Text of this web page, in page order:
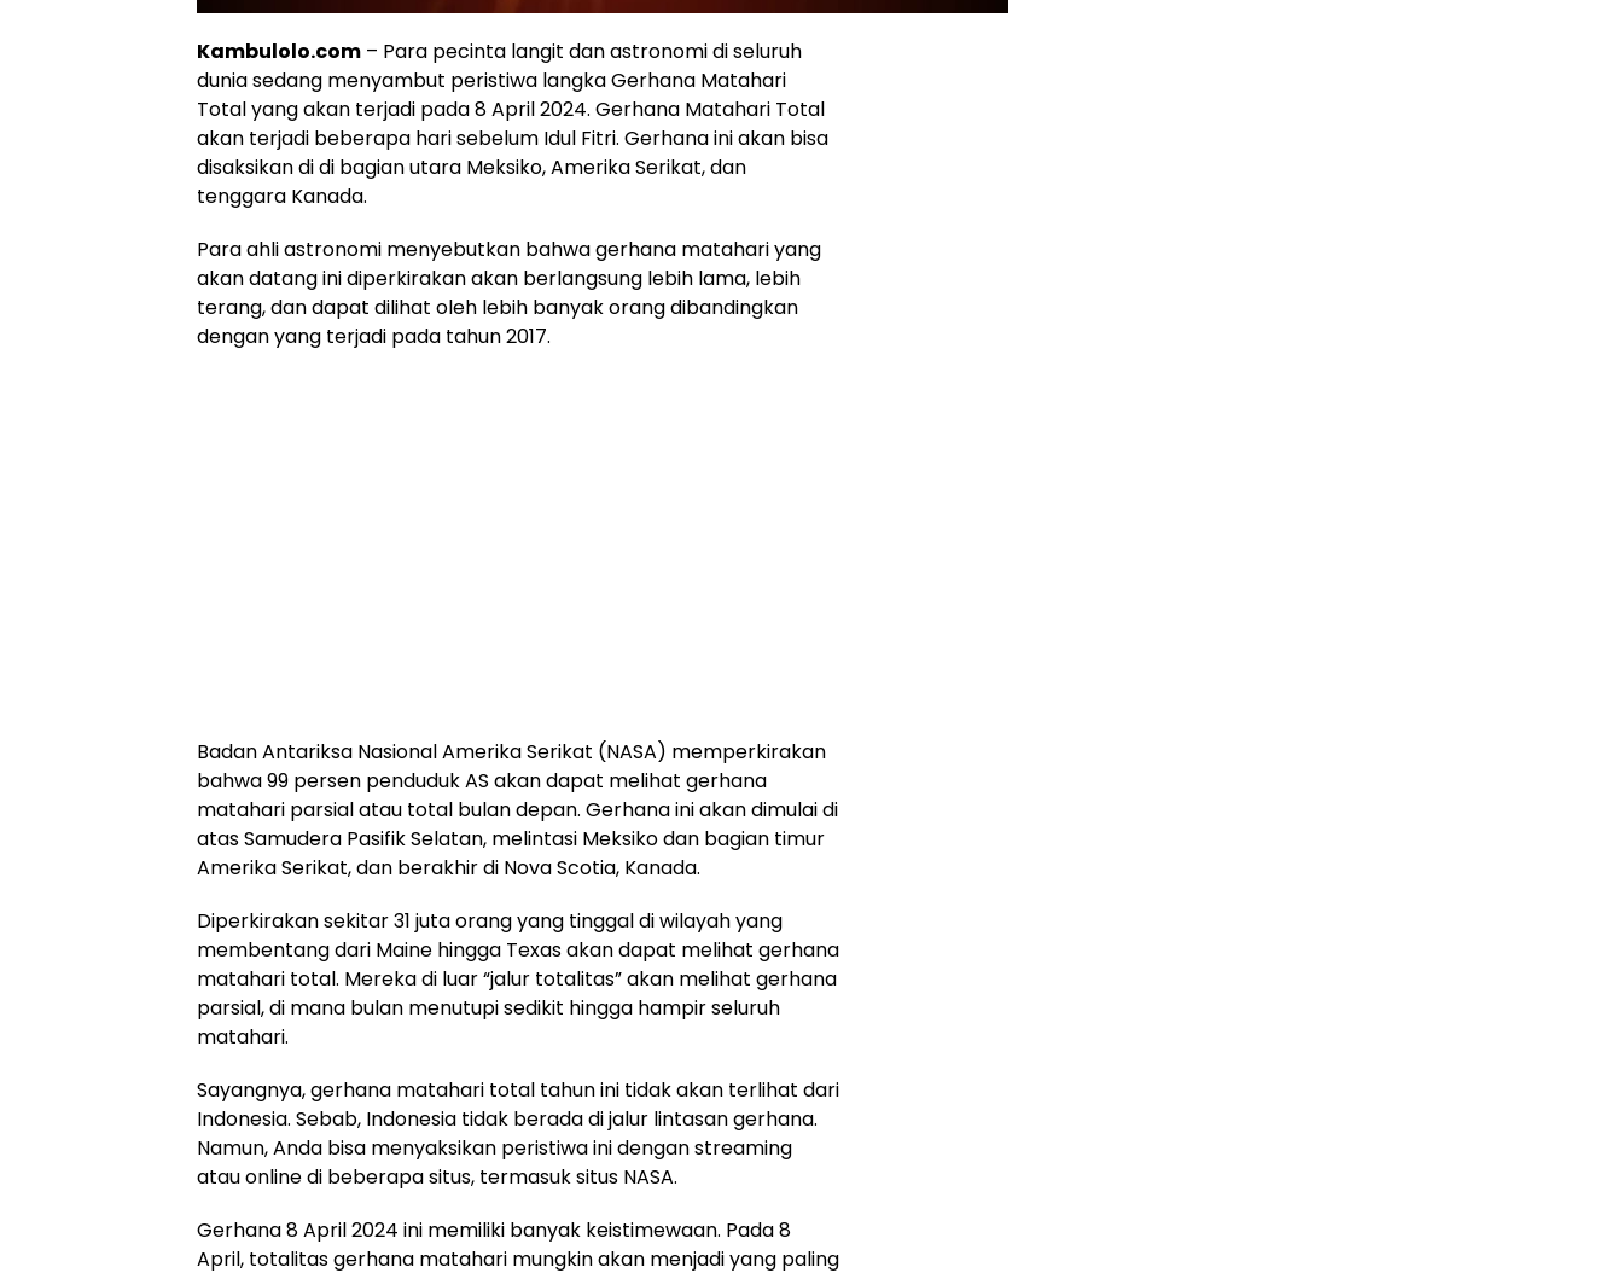
Kambulolo.com – Para pecinta langit dan astronomi di seluruh
dunia sedang menyambut peristiwa langka Gerhana Matahari
Total yang akan terjadi pada 8 April 2024. Gerhana Matahari Total
akan terjadi beberapa hari sebelum Idul Fitri. Gerhana ini akan bisa
disaksikan di di bagian utara Meksiko, Amerika Serikat, dan
tenggara Kanada.
Para ahli astronomi menyebutkan bahwa gerhana matahari yang
akan datang ini diperkirakan akan berlangsung lebih lama, lebih
terang, dan dapat dilihat oleh lebih banyak orang dibandingkan
dengan yang terjadi pada tahun 2017.
Badan Antariksa Nasional Amerika Serikat (NASA) memperkirakan
bahwa 99 persen penduduk AS akan dapat melihat gerhana
matahari parsial atau total bulan depan. Gerhana ini akan dimulai di
atas Samudera Pasifik Selatan, melintasi Meksiko dan bagian timur
Amerika Serikat, dan berakhir di Nova Scotia, Kanada.
Diperkirakan sekitar 31 juta orang yang tinggal di wilayah yang
membentang dari Maine hingga Texas akan dapat melihat gerhana
matahari total. Mereka di luar “jalur totalitas” akan melihat gerhana
parsial, di mana bulan menutupi sedikit hingga hampir seluruh
matahari.
Sayangnya, gerhana matahari total tahun ini tidak akan terlihat dari
Indonesia. Sebab, Indonesia tidak berada di jalur lintasan gerhana.
Namun, Anda bisa menyaksikan peristiwa ini dengan streaming
atau online di beberapa situs, termasuk situs NASA.
Gerhana 8 April 2024 ini memiliki banyak keistimewaan. Pada 8
April, totalitas gerhana matahari mungkin akan menjadi yang paling